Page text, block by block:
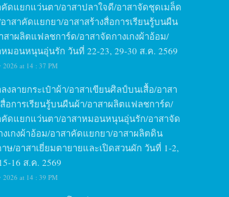
คัดแยกแว่นตา/อาสาปลาใจดี/อาสาจัดชุดเมล็ด
าสาคัดแยกยา/อาสาสร้างสื่อการเรียนรู้บนผืน
สาผลิตแฟลชการ์ด/อาสาจัดกางเกงผ้าอ้อม/
มอนหนุนอุ่นรัก วันที่ 22-23, 29-30 ส.ค. 2569
2026 at 14 : 37 PM
งลายกระเป๋าผ้า/อาสาเขียนศิลป์บนเสื้อ/อาสา
สื่อการเรียนรู้บนผืนผ้า/อาสาผลิตแฟลชการ์ด/
คัดแยกแว่นตา/อาสาหมอนหนุนอุ่นรัก/อาสาจัด
งเกงผ้าอ้อม/อาสาคัดแยกยา/อาสาผลิตดิน
ษ/อาสาเยี่ยมตายายและเปิดสวนผัก วันที่ 1-2,
16 ส.ค. 2569
2026 at 14 : 39 PM